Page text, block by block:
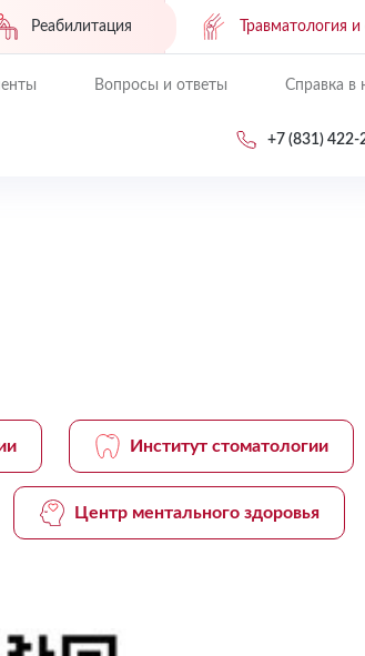
Реабилитация Травматология
Вопросы и ответы Справка в
+7 (831) 422-
Институт стоматологии
Центр ментального здоровья